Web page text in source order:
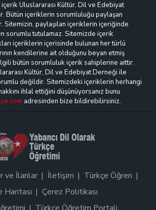
Uluslararası Kültür, Dil ve Edebiyat
Bütün içeriklerin sorumluluğu paylaşan
Sitemizin, paylaşılan içeriklerin içeriğinde
sorumlu tutulamaz. Sitemizde içerik
içeriklerin içerisinde bulunan her türlü
kendilerine ait olduğunu beyan etmiş
bütün sorumluluk içerik sahiplerine aittir.
Kültür, Dil ve Edebiyat Derneği ile
değildir. Sitemizdeki içeriklerin herhangi
ihlal ettiğini düşünüyorsanız bunu
adresinden bize bildirebilirsiniz.
ve İlanlar İletişim
Türkçe Öğren
Haritası
Çerez Politikası